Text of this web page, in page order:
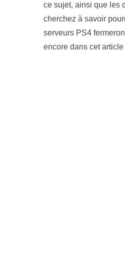
ce sujet, ainsi que les
cherchez à savoir
serveurs PS4
encore dans cet article